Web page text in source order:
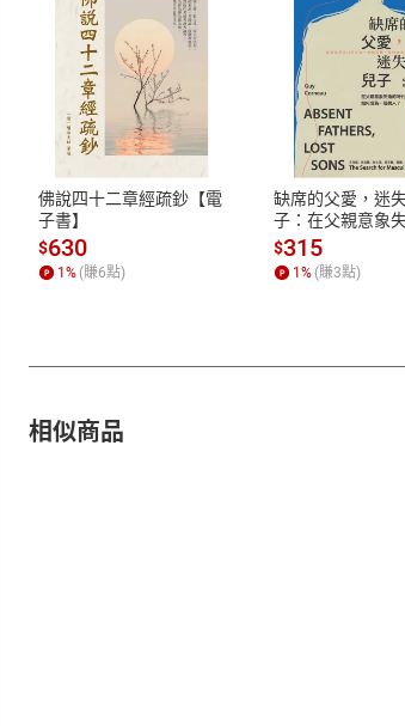
付款方式
ATM轉帳、信用卡、LINE PAY、AFTEE
佛說四十二章經疏鈔【電
子書】
$630
1 % (賺6點)
缺席的父愛，迷
子：在父親意象
代，如何成為一個
【電子書】
$315
1 % (賺3點)
相似商品